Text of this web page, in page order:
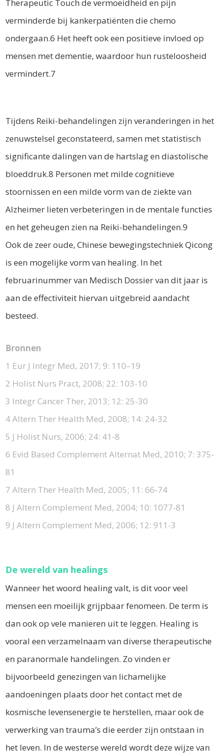
Therapeutic Touch de vermoeidheid en pijn
verminderde bij kankerpatiënten die chemo
ondergaan.6 Het heeft ook een positieve invloed op
mensen met dementie, waardoor hun rusteloosheid
vermindert.7
Tijdens Reiki-behandelingen zijn veranderingen in het
zenuwstelsel geconstateerd, samen met statistisch
significante dalingen van de hartslag en diastolische
bloeddruk.8 Personen met milde cognitieve
stoornissen en een milde vorm van de ziekte van
Alzheimer lieten verbeteringen in de mentale functies
en het geheugen zien na Reiki-behandelingen.9
Ook de zeer oude, Chinese bewegingstechniek Qicong
is een mogelijke vorm van healing. In het
februarinummer van Medisch Dossier van dit jaar is
aan de effectiviteit hiervan uitgebreid aandacht
besteed.
Bronnen
1 Eur J Integr Med, 2017; 9: 110–19
2 Holist Nurs Pract, 2008; 22: 103-10
3 Integr Cancer Ther, 2013; 12: 25-30
4 Altern Ther Health Med, 2008; 14: 24-32
5 J Holist Nurs, 2006; 24: 41-8
6 Evid Based Complement Alternat Med, 2010; 7: 375-
81
7 Altern Ther Health Med, 2005; 11: 66-74
8 J Altern Complement Med, 2004; 10: 1077-81
9 J Altern Complement Med, 2006; 12: 911-3
De wereld van healings
Wanneer het woord healing valt, is dit voor veel
mensen een moeilijk grijpbaar fenomeen. De term is
dan ook op vele manieren uit te leggen. Healing is
vooral een verzamelnaam van diverse therapeutische
en paranormale handelingen. Zo vinden er
bijvoorbeeld genezingen van lichamelijke
aandoeningen plaats door het contact met de
kosmische levensenergie te herstellen, maar ook de
verwerking van trauma’s die eerder zijn ontstaan in
het leven. In de westerse wereld wordt deze wijze van